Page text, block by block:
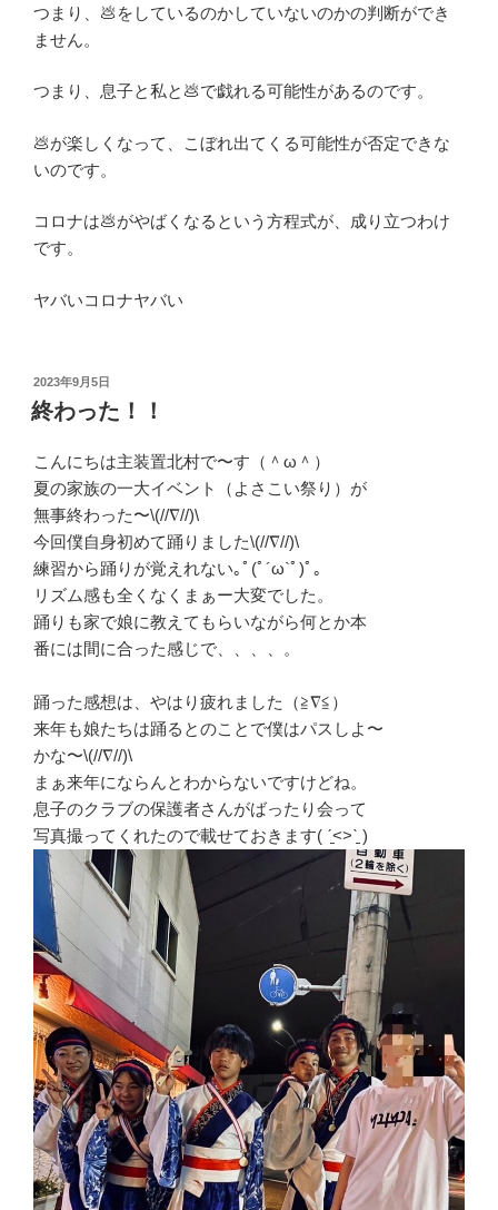
つまり、💩をしているのかしていないのかの判断ができ
ません。
つまり、息子と私と💩で戯れる可能性があるのです。
💩が楽しくなって、こぼれ出てくる可能性が否定できな
いのです。
コロナは💩がやばくなるという方程式が、成り立つわけ
です。
ヤバいコロナヤバい
投
稿
日:
2023年9月5日
終わった！！
こんにちは主装置北村で〜す（＾ω＾）
夏の家族の一大イベント（よさこい祭り）が
無事終わった〜\(//∇//)\
今回僕自身初めて踊りました\(//∇//)\
練習から踊りが覚えれない｡ﾟ(ﾟ´ω`ﾟ)ﾟ｡
リズム感も全くなくまぁー大変でした。
踊りも家で娘に教えてもらいながら何とか本
番には間に合った感じで、、、、。
踊った感想は、やはり疲れました（≧∇≦）
来年も娘たちは踊るとのことで僕はパスしよ〜
かな〜\(//∇//)\
まぁ来年にならんとわからないですけどね。
息子のクラブの保護者さんがばったり会って
写真撮ってくれたので載せておきます( ˊ̱˂˃ˋ̱ )